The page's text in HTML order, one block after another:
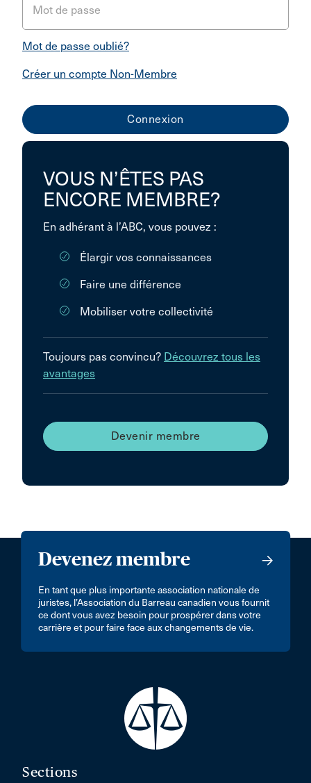
Mot de passe
Mot de passe oublié?
Créer un compte Non-Membre
VOUS N’ÊTES PAS
ENCORE MEMBRE?
En adhérant à l’ABC, vous pouvez :
Élargir vos connaissances
Faire une différence
Mobiliser votre collectivité
Toujours pas convincu? Découvrez tous les
avantages
Devenir membre
Devenez membre
En tant que plus importante association nationale de
juristes, l’Association du Barreau canadien vous fournit
ce dont vous avez besoin pour prospérer dans votre
carrière et pour faire face aux changements de vie.
Sections